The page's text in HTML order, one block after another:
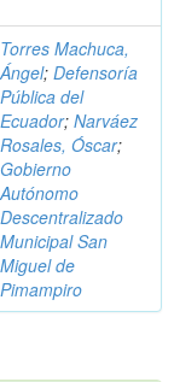
Torres Machuca,
Ángel; Defensoría
Pública del
Ecuador; Narváez
Rosales, Óscar;
Gobierno
Autónomo
Descentralizado
Municipal San
Miguel de
Pimampiro